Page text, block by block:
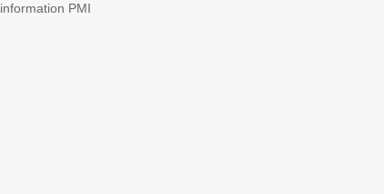
information PMI